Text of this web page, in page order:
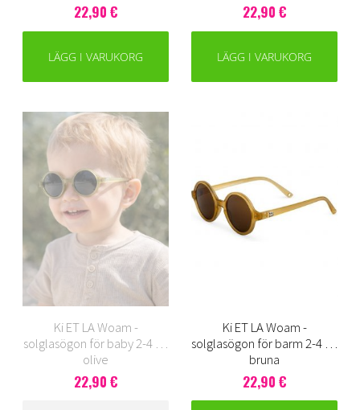
22,90 €
LÄGG I VARUKORG
22,90 €
LÄGG I VARUKORG
Ki ET LA Woam -
solglasögon för baby 2-4 år,
olive
22,90 €
Ki ET LA Woam -
solglasögon för barm 2-4 år,
bruna
22,90 €